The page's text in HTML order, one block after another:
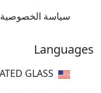
سياسة الخصوصية
Languages